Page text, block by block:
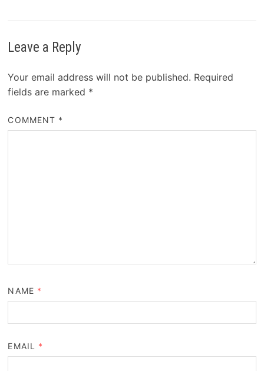
Leave a Reply
Your email address will not be published. Required
fields are marked *
COMMENT *
NAME *
EMAIL *